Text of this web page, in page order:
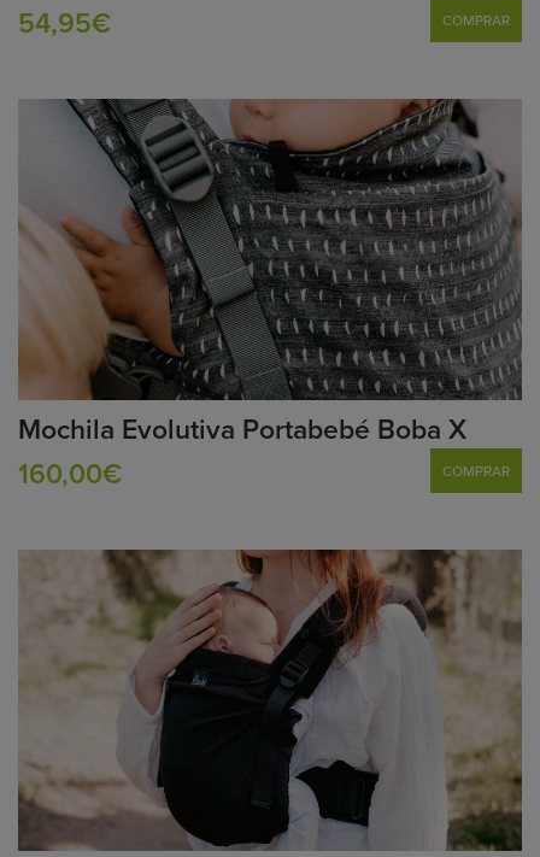
54,95€
COMPRAR
Mochila Evolutiva Portabebé Boba X
160,00€
COMPRAR